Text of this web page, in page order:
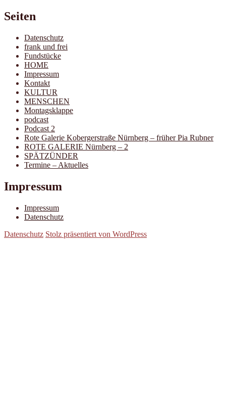
Seiten
Datenschutz
frank und frei
Fundstücke
HOME
Impressum
Kontakt
KULTUR
MENSCHEN
Montagsklappe
podcast
Podcast 2
Rote Galerie Kobergerstraße Nürnberg – früher Pia Rubner
ROTE GALERIE Nürnberg – 2
SPÄTZÜNDER
Termine – Aktuelles
Impressum
Impressum
Datenschutz
Datenschutz Stolz präsentiert von WordPress